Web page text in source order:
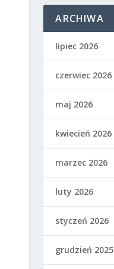
ARCHIWA
lipiec 2026
czerwiec 2026
maj 2026
kwiecień 2026
marzec 2026
luty 2026
styczeń 2026
grudzień 2025